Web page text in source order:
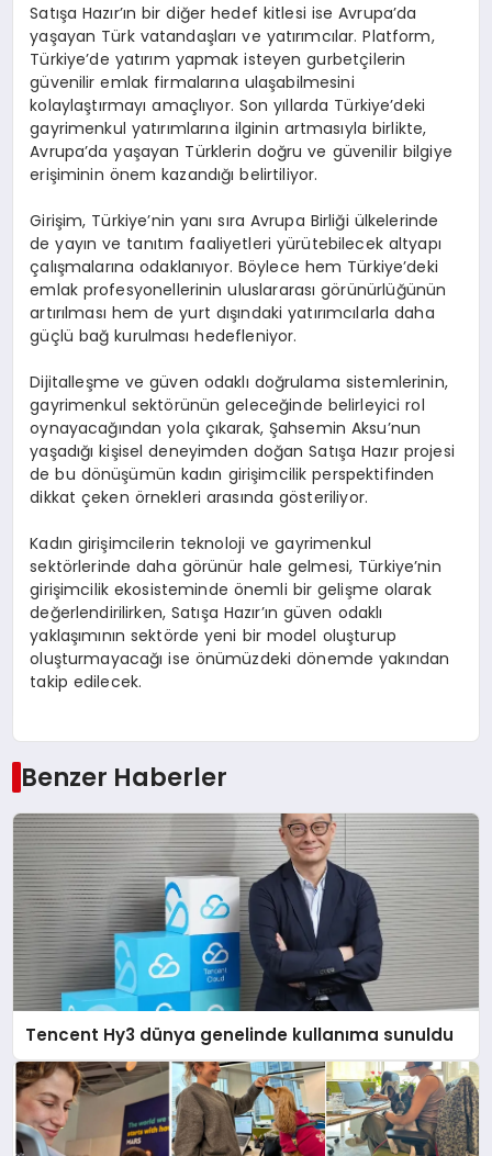
Satışa Hazır’ın bir diğer hedef kitlesi ise Avrupa’da
yaşayan Türk vatandaşları ve yatırımcılar. Platform,
Türkiye’de yatırım yapmak isteyen gurbetçilerin
güvenilir emlak firmalarına ulaşabilmesini
kolaylaştırmayı amaçlıyor. Son yıllarda Türkiye’deki
gayrimenkul yatırımlarına ilginin artmasıyla birlikte,
Avrupa’da yaşayan Türklerin doğru ve güvenilir bilgiye
erişiminin önem kazandığı belirtiliyor.
Girişim, Türkiye’nin yanı sıra Avrupa Birliği ülkelerinde
de yayın ve tanıtım faaliyetleri yürütebilecek altyapı
çalışmalarına odaklanıyor. Böylece hem Türkiye’deki
emlak profesyonellerinin uluslararası görünürlüğünün
artırılması hem de yurt dışındaki yatırımcılarla daha
güçlü bağ kurulması hedefleniyor.
Dijitalleşme ve güven odaklı doğrulama sistemlerinin,
gayrimenkul sektörünün geleceğinde belirleyici rol
oynayacağından yola çıkarak, Şahsemin Aksu’nun
yaşadığı kişisel deneyimden doğan Satışa Hazır projesi
de bu dönüşümün kadın girişimcilik perspektifinden
dikkat çeken örnekleri arasında gösteriliyor.
Kadın girişimcilerin teknoloji ve gayrimenkul
sektörlerinde daha görünür hale gelmesi, Türkiye’nin
girişimcilik ekosisteminde önemli bir gelişme olarak
değerlendirilirken, Satışa Hazır’ın güven odaklı
yaklaşımının sektörde yeni bir model oluşturup
oluşturmayacağı ise önümüzdeki dönemde yakından
takip edilecek.
Benzer Haberler
Tencent Hy3 dünya genelinde kullanıma sunuldu